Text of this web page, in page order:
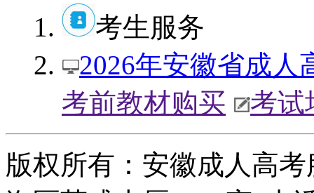
考生服务
2026年安徽省成人
考前教材购买
考试
版权所有：安徽成人高